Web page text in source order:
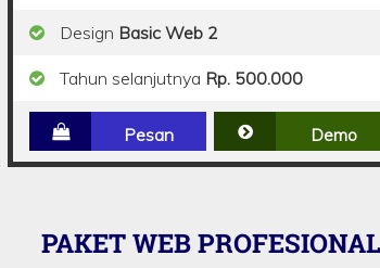
Design Basic Web 2
Tahun selanjutnya Rp. 500.000
Pesan Demo
PAKET WEB PROFESIONAL